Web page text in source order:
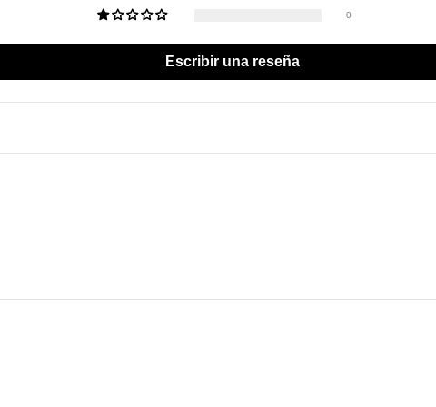
0
Escribir una reseña